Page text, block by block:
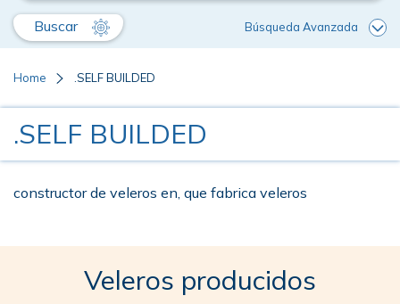
Buscar Búsqueda Avanzada
Home .SELF BUILDED
.SELF BUILDED
constructor de veleros en, que fabrica veleros
Veleros producidos